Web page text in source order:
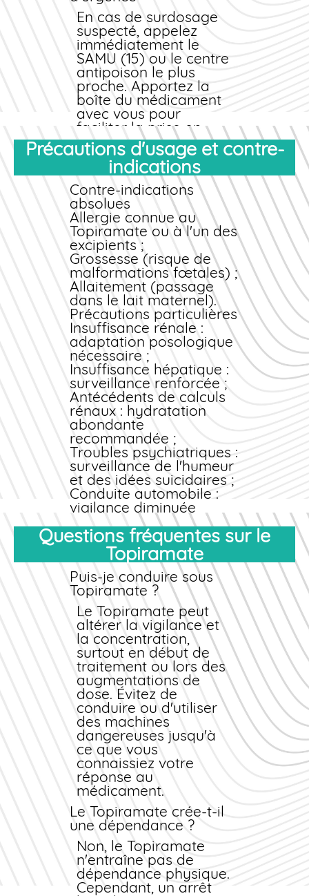
l'adaptation du
traitement.
En cas de surdosage
suspecté, appelez
immédiatement le
SAMU (15) ou le centre
antipoison le plus
proche. Apportez la
boîte du médicament
avec vous pour
faciliter la prise en
charge. Ne tentez pas
de provoquer de
vomissements. Une
hémodialyse peut être
nécessaire pour
éliminer rapidement le
Topiramate de
l'organisme.
Précautions d'usage et contre-
indications
Contre-indications
absolues
Allergie connue au
Topiramate ou à l'un des
excipients ;
Grossesse (risque de
malformations fœtales) ;
Allaitement (passage
dans le lait maternel).
Précautions particulières
Insuffisance rénale :
adaptation posologique
nécessaire ;
Insuffisance hépatique :
surveillance renforcée ;
Antécédents de calculs
rénaux : hydratation
abondante
recommandée ;
Troubles psychiatriques :
surveillance de l'humeur
et des idées suicidaires ;
Conduite automobile :
vigilance diminuée
possible, évitez la
conduite en début de
traitement.
Femmes en âge de
procréer
Le Topiramate
présente un risque
tératogène significatif.
Une contraception
efficace est
indispensable pendant
toute la durée du
traitement. Parlez-en
avec votre médecin
pour choisir une
méthode adaptée (les
contraceptifs oraux
peuvent être moins
efficaces sous
Topiramate).
Questions fréquentes sur le
Topiramate
Puis-je conduire sous
Topiramate ?
Le Topiramate peut
altérer la vigilance et
la concentration,
surtout en début de
traitement ou lors des
augmentations de
dose. Évitez de
conduire ou d'utiliser
des machines
dangereuses jusqu'à
ce que vous
connaissiez votre
réponse au
médicament.
Le Topiramate crée-t-il
une dépendance ?
Non, le Topiramate
n'entraîne pas de
dépendance physique.
Cependant, un arrêt